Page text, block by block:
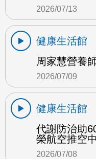
2026/07/13
健康生活館
周家慧營養
2026/07/09
健康生活館
代謝防治助
榮航空推空
2026/07/08